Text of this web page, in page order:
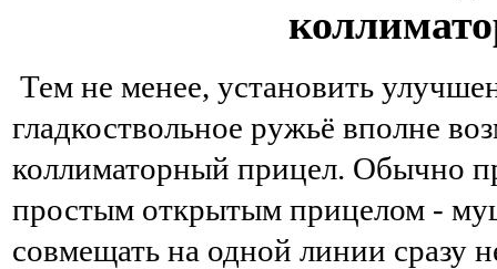
Тем не менее, установить
гладкоствольное ружьё вполне
коллиматорный прицел. Обычно
простым открытым прицелом -
совмещать на одной линии сразу